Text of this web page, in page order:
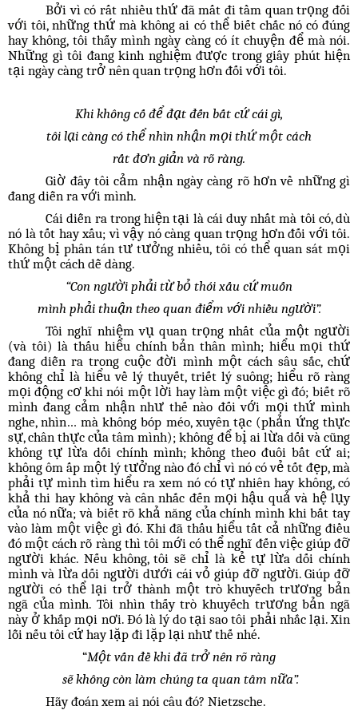
Bởi vì có rất nhiều thứ đã mất đi tầm quan trọng đối
với tôi, những thứ mà không ai có thể biết chắc nó có đúng
hay không, tôi thấy mình ngày càng có ít chuyện để mà nói.
Những gì tôi đang kinh nghiệm được trong giây phút hiện
tại ngày càng trở nên quan trọng hơn đối với tôi.
Khi không cố để đạt đến bất cứ cái gì,
tôi lại càng có thể nhìn nhận mọi thứ một cách
rất đơn giản và rõ ràng.
Giờ đây tôi cảm nhận ngày càng rõ hơn về những gì
đang diễn ra với mình.
Cái diễn ra trong hiện tại là cái duy nhất mà tôi có, dù
nó là tốt hay xấu; vì vậy nó càng quan trọng hơn đối với tôi.
Không bị phân tán tư tưởng nhiều, tôi có thể quan sát mọi
thứ một cách dễ dàng.
“Con người phải từ bỏ thói xấu cứ muốn
mình phải thuận theo quan điểm với nhiều người”.
Tôi nghĩ nhiệm vụ quan trọng nhất của một người
(và tôi) là thấu hiểu chính bản thân mình; hiểu mọi thứ
đang diễn ra trong cuộc đời mình một cách sâu sắc, chứ
không chỉ là hiểu về lý thuyết, triết lý suông; hiểu rõ ràng
mọi động cơ khi nói một lời hay làm một việc gì đó; biết rõ
mình đang cảm nhận như thế nào đối với mọi thứ mình
nghe, nhìn… mà không bóp méo, xuyên tạc (phản ứng thực
sự, chân thực của tâm mình); không để bị ai lừa dối và cũng
không tự lừa dối chính mình; không theo đuôi bất cứ ai;
không ôm ấp một lý tưởng nào đó chỉ vì nó có vẻ tốt đẹp, mà
phải tự mình tìm hiểu ra xem nó có tự nhiên hay không, có
khả thi hay không và cân nhắc đến mọi hậu quả và hệ lụy
của nó nữa; và biết rõ khả năng của chính mình khi bắt tay
vào làm một việc gì đó. Khi đã thấu hiểu tất cả những điều
đó một cách rõ ràng thì tôi mới có thể nghĩ đến việc giúp đỡ
người khác. Nếu không, tôi sẽ chỉ là kẻ tự lừa dối chính
mình và lừa dối người dưới cái vỏ giúp đỡ người. Giúp đỡ
người có thể lại trở thành một trò khuyếch trương bản
ngã của mình. Tôi nhìn thấy trò khuyếch trương bản ngã
này ở khắp mọi nơi. Đó là lý do tại sao tôi phải nhắc lại. Xin
lỗi nếu tôi cứ hay lặp đi lặp lại như thế nhé.
“Một vấn đề khi đã trở nên rõ ràng
sẽ không còn làm chúng ta quan tâm nữa”.
Hãy đoán xem ai nói câu đó? Nietzsche.